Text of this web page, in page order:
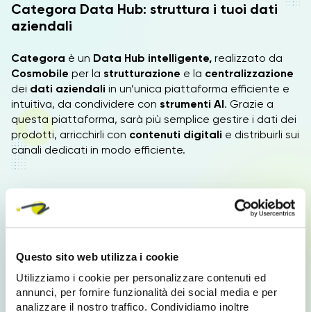
Questo sito web utilizza i cookie
Utilizziamo i cookie per personalizzare contenuti ed
annunci, per fornire funzionalità dei social media e per
analizzare il nostro traffico. Condividiamo inoltre
Categora Data Hub: struttura i tuoi dati
aziendali
Categora è un Data Hub intelligente, realizzato da
Cosmobile per la strutturazione e la centralizzazione
dei dati aziendali in un’unica piattaforma efficiente e
intuitiva, da condividere con strumenti AI. Grazie a
questa piattaforma, sarà più semplice gestire i dati dei
prodotti, arricchirli con contenuti digitali e distribuirli sui
canali dedicati in modo efficiente.
Qual è la Suite Moduli di Categora?
Connector:il modulo che comprende unsoftware
di integrazione e si pone comeintermediario/EBS
per connettere e integrare flussi di dati fra diversi